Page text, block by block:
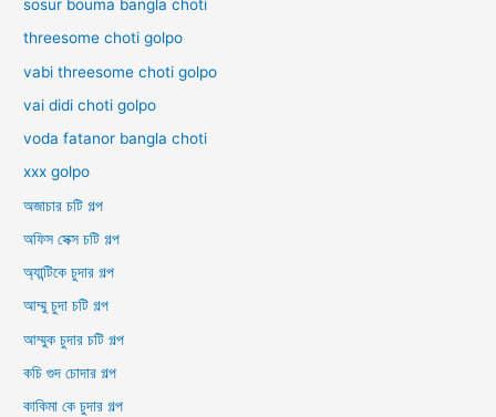
sosur bouma bangla choti
threesome choti golpo
vabi threesome choti golpo
vai didi choti golpo
voda fatanor bangla choti
xxx golpo
অজাচার চটি গল্প
অফিস সেক্স চটি গল্প
অ্যান্টিকে চুদার গল্প
আম্মু চুদা চটি গল্প
আম্মুক চুদার চটি গল্প
কচি গুদ চোদার গল্প
কাকিমা কে চুদার গল্প